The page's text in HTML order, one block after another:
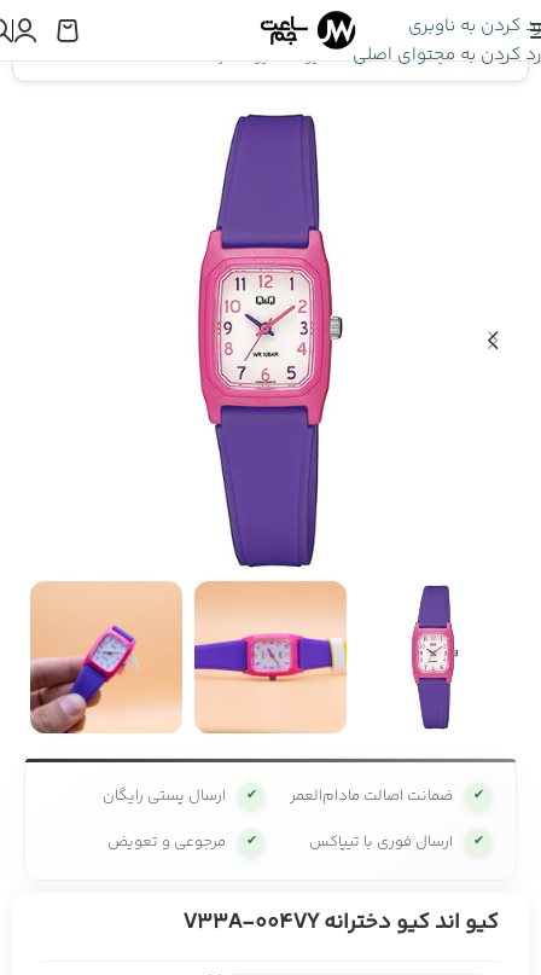
رد کردن به ناوبری
رد کردن به محتوای اصلی
اینجا هستید:ساعت Q&Q »کیو اند کیو دخترانه V33A-004VY
✔ ضمانت اصالت مادام‌العمر ✔ ارسال پستی رایگان
✔ ارسال فوری با تیپاکس ✔ مرجوعی و تعویض
کیو اند کیو دخترانه V33A-004VY